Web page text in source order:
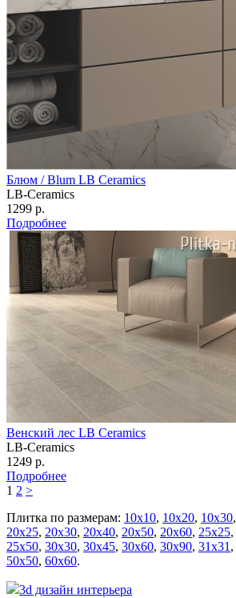
Блюм / Blum LB Ceramics
LB-Ceramics
1299 р.
Подробнее
Венский лес LB Ceramics
LB-Ceramics
1249 р.
Подробнее
1 2 >
Плитка по размерам: 10х10, 10х20, 10х30,
20х25, 20х30, 20х40, 20х50, 20х60, 25х25,
25х50, 30х30, 30х45, 30х60, 30х90, 31х31 ,
50х50, 60х60.
3d дизайн интерьера